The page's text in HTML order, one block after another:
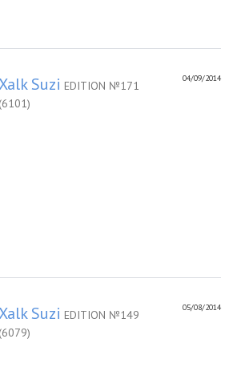
04/09/2014
Suzi EDITION №171
(6101)
05/08/2014
Suzi EDITION №149
(6079)